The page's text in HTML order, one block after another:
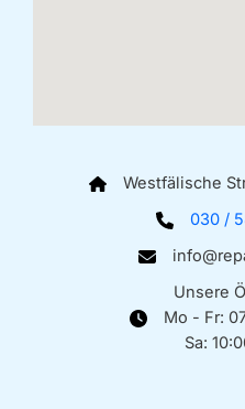
Westfälische
030 /
Unsere
Mo - Fr:
Sa: